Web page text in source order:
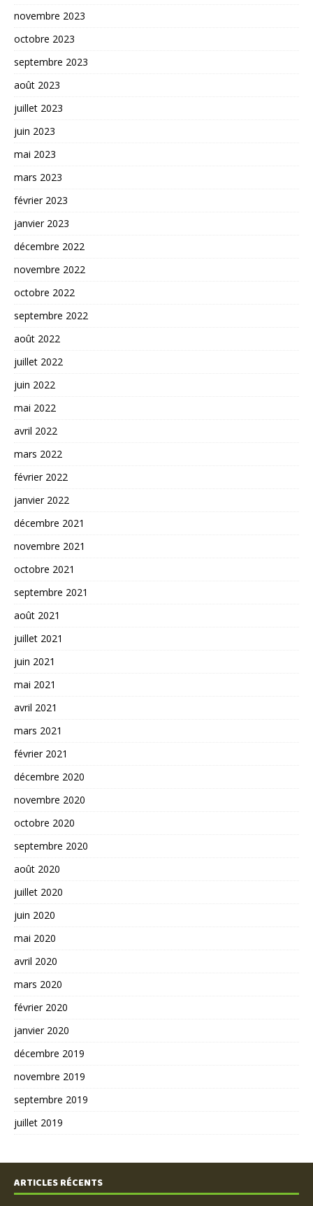
novembre 2023
octobre 2023
septembre 2023
août 2023
juillet 2023
juin 2023
mai 2023
mars 2023
février 2023
janvier 2023
décembre 2022
novembre 2022
octobre 2022
septembre 2022
août 2022
juillet 2022
juin 2022
mai 2022
avril 2022
mars 2022
février 2022
janvier 2022
décembre 2021
novembre 2021
octobre 2021
septembre 2021
août 2021
juillet 2021
juin 2021
mai 2021
avril 2021
mars 2021
février 2021
décembre 2020
novembre 2020
octobre 2020
septembre 2020
août 2020
juillet 2020
juin 2020
mai 2020
avril 2020
mars 2020
février 2020
janvier 2020
décembre 2019
novembre 2019
septembre 2019
juillet 2019
ARTICLES RÉCENTS